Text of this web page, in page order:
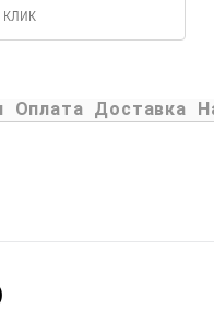
Оплата Доставка